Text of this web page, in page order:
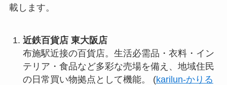
載します。
近鉄百貨店 東大阪店
布施駅近接の百貨店。生活必需品・衣料・イン
テリア・食品など多彩な売場を備え、地域住民
の日常買い物拠点として機能。 (karilun-かりる